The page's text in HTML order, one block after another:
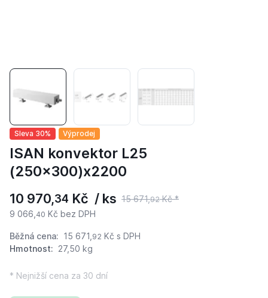
Sleva 30% Výprodej
ISAN konvektor L25
(250x300)x2200
10 970,34 Kč / ks 15 671,92Kč *
9 066, 40 Kč bez DPH
Běžná cena: 15 671, 92 Kč s DPH
Hmotnost: 27,50 kg
* Nejnižší cena za 30 dní